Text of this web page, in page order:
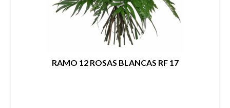
RAMO 12 ROSAS BLANCAS RF 17